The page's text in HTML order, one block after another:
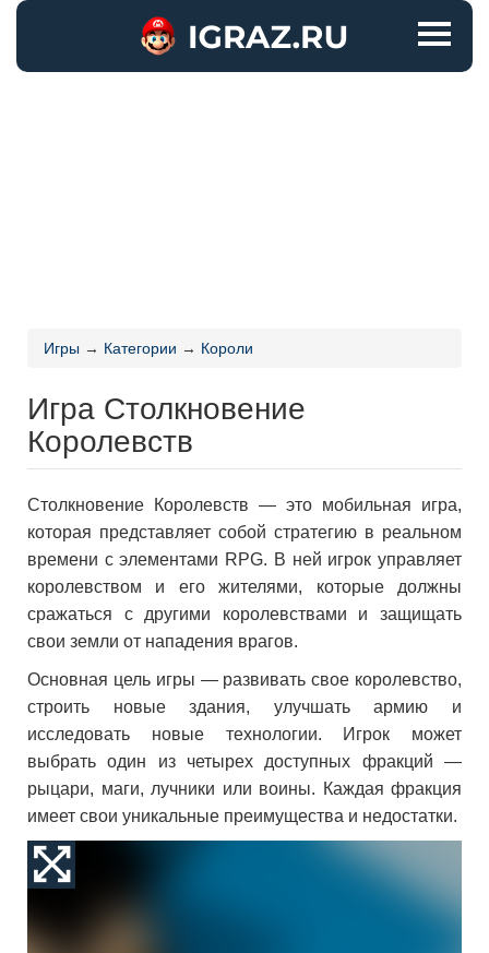
Игры → Категории → Короли
Игра Столкновение
Королевств
Столкновение Королевств — это мобильная игра,
которая представляет собой стратегию в реальном
времени с элементами RPG. В ней игрок управляет
королевством и его жителями, которые должны
сражаться с другими королевствами и защищать
свои земли от нападения врагов.
Основная цель игры — развивать свое королевство,
строить новые здания, улучшать армию и
исследовать новые технологии. Игрок может
выбрать один из четырех доступных фракций —
рыцари, маги, лучники или воины. Каждая фракция
имеет свои уникальные преимущества и недостатки.